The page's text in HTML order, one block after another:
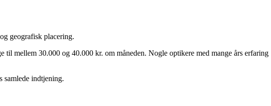
geografisk placering.
mellem 30.000 og 40.000 kr. om måneden. Nogle optikere med mange års erfaring
samlede indtjening.